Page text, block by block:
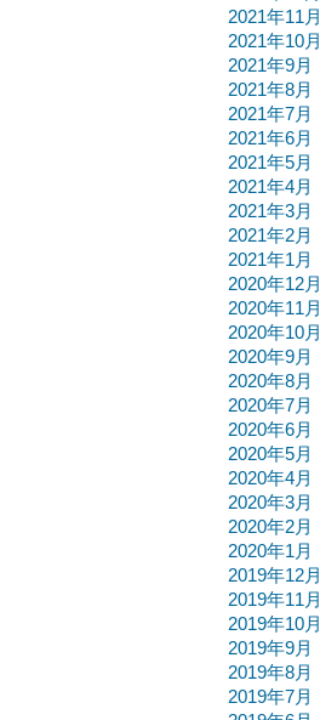
2021年11月
2021年10月
2021年9月
2021年8月
2021年7月
2021年6月
2021年5月
2021年4月
2021年3月
2021年2月
2021年1月
2020年12月
2020年11月
2020年10月
2020年9月
2020年8月
2020年7月
2020年6月
2020年5月
2020年4月
2020年3月
2020年2月
2020年1月
2019年12月
2019年11月
2019年10月
2019年9月
2019年8月
2019年7月